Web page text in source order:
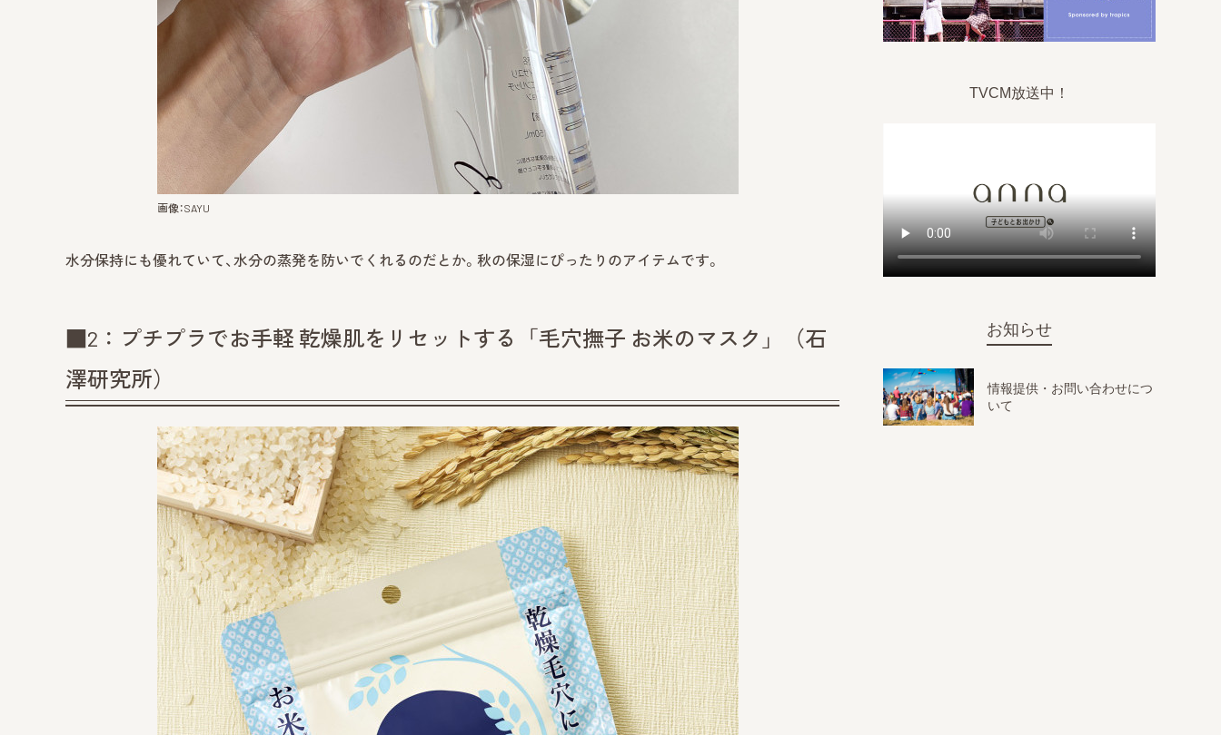
画像：SAYU
水分保持にも優れていて、水分の蒸発を防いでくれるのだとか。秋の保湿にぴったりのアイテムです。
■2：プチプラでお手軽 乾燥肌をリセットする「毛穴撫子 お米のマスク」（石
澤研究所）
TVCM放送中！
お知らせ
情報提供・お問い合わせにつ
いて